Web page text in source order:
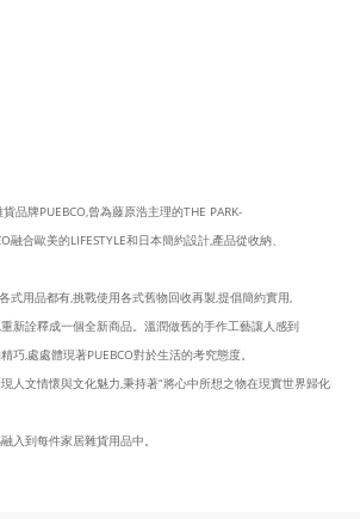
品牌PUEBCO,曾為藤原浩主理的THE PARK-
融合歐美的LIFESTYLE和日本簡約設計,產品從收納、
式用品都有,挑戰使用各式舊物回收再製,提倡簡約實用,
新詮釋成一個全新商品。溫潤做舊的手作工藝讓人感到
巧,處處體現著PUEBCO對於生活的考究態度。
人文情懷與文化魅力,秉持著“將心中所想之物在現實世界歸化
入到每件家居雜貨用品中。